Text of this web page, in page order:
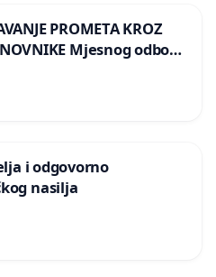
PROMETA KROZ
Mjesnog odbora
i odgovorno
nasilja